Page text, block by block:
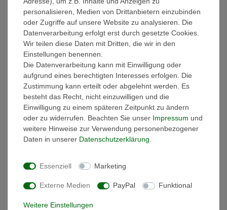
Hersteller
Ausstattung:
- Die Handtücher sind gewebt und besonders saugstark!
- Materialzusammensetztung: 100% Baumwolle
- Griffiges Volumen
- Sanfter Massageeffekt
- Hautsympathisch und Strapazierfähig
- Hochwertige dekorative Bordüre im klassischen Design mit
breitem Abschluss
- Bügelfrei & pflegeleicht
- Trocknergeeignet
personalisieren, Medien von Drittanbietern einzubinden
oder Zugriffe auf unsere Website zu analysieren. Die
Datenverarbeitung erfolgt erst durch gesetzte Cookies.
Wir teilen diese Daten mit Dritten, die wir in den
Einstellungen benennen.
Die Datenverarbeitung kann mit Einwilligung oder
aufgrund eines berechtigten Interesses erfolgen. Die
Zustimmung kann erteilt oder abgelehnt werden. Es
besteht das Recht, nicht einzuwilligen und die
Einwilligung zu einem späteren Zeitpunkt zu ändern
oder zu widerrufen. Beachten Sie unser Impressum und
weitere Hinweise zur Verwendung personenbezogener
Daten in unserer Daten­schutz­erklärung.
Essenziell Marketing
Externe Medien PayPal Funktional
Weitere Einstellungen